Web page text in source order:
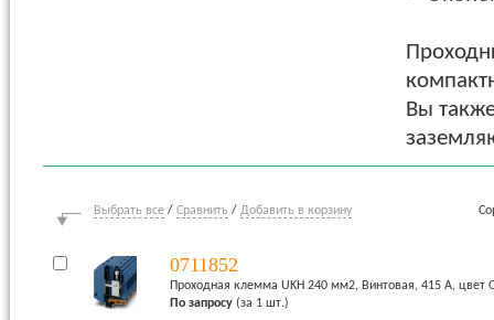
Вы
Выбрать все / Сравнить / Добавить в корзину
0711852
Проходная клемма UKH 240 мм2, Винтовая, 415 А, цвет
По запросу (за 1 шт.)